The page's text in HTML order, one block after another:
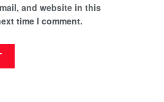
and website in this
time I comment.